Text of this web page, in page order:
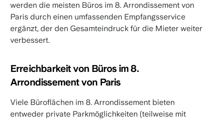
werden die meisten Büros im 8. Arrondissement von
Paris durch einen umfassenden Empfangsservice
ergänzt, der den Gesamteindruck für die Mieter weiter
verbessert.
Erreichbarkeit von Büros im 8.
Arrondissement von Paris
Viele Büroflächen im 8. Arrondissement bieten
entweder private Parkmöglichkeiten (teilweise mit